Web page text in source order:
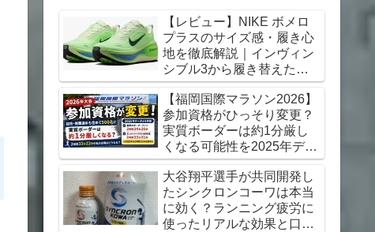
【レビュー】NIKE ボメロ
プラスのサイズ感・履き心
地を徹底解説｜インヴィン
シブル3から履き替えた感
想【初心者にもおすすめ】
【福岡国際マラソン2026】
参加資格がひっそり変更？
実質ボーダーは約1分厳し
くなる可能性を2025年デー
タから考察
大谷翔平選手が共同開発し
たシンクロンコーワは本当
に効く？ランニング疲労に
使ったリアルな効果と口コ